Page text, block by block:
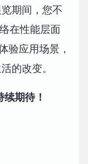
期间，您不
在性能层面
验应用场景，
的改变。
期待！